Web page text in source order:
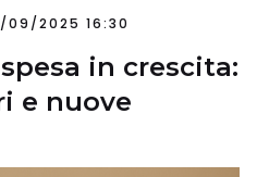
09/2025 16:30
in crescita:
e nuove